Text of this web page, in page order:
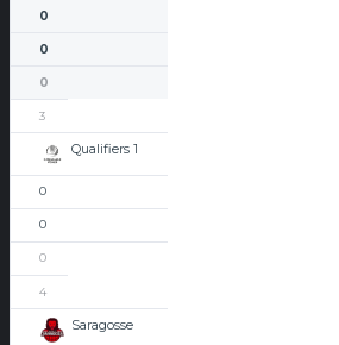
0
0
0
3
Qualifiers 1
0
0
0
4
Saragosse